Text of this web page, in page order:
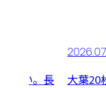
たい。長
大葉20